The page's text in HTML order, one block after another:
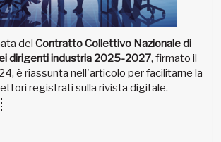
del Contratto Collettivo Nazionale di
dirigenti industria 2025-2027, firmato il
è riassunta nell'articolo per facilitarne la
registrati sulla rivista digitale.